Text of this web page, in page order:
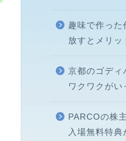
趣味で作った
放すとメリッ
京都のゴディ
ワクワクがい
PARCOの株
入場無料特典